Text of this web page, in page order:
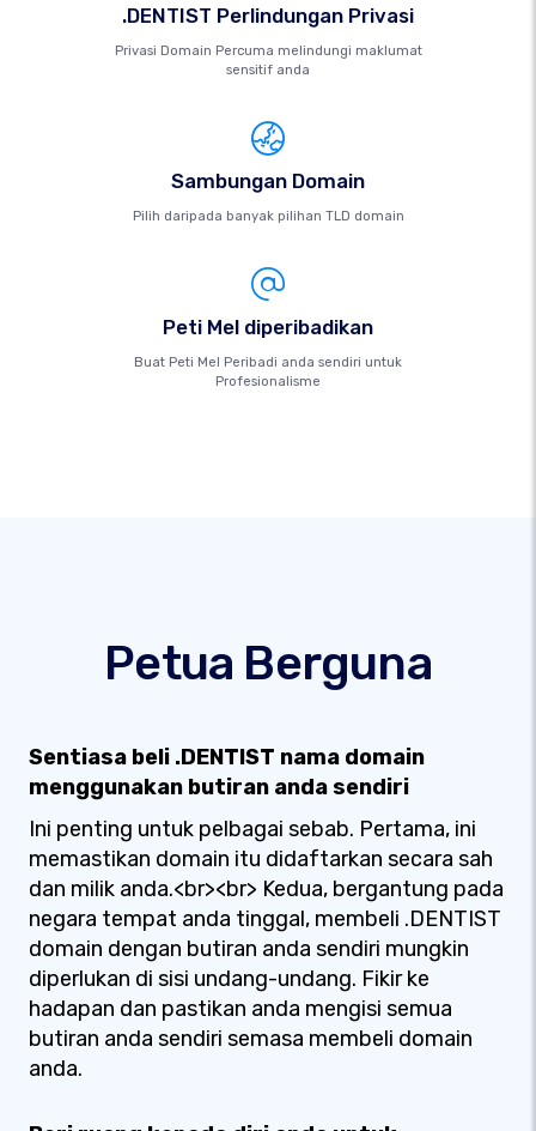
.DENTIST Perlindungan Privasi
Privasi Domain Percuma melindungi maklumat
sensitif anda
Sambungan Domain
Pilih daripada banyak pilihan TLD domain
Peti Mel diperibadikan
Buat Peti Mel Peribadi anda sendiri untuk
Profesionalisme
Petua Berguna
Sentiasa beli .DENTIST nama domain
menggunakan butiran anda sendiri
Ini penting untuk pelbagai sebab. Pertama, ini
memastikan domain itu didaftarkan secara sah
dan milik anda.<br><br> Kedua, bergantung pada
negara tempat anda tinggal, membeli .DENTIST
domain dengan butiran anda sendiri mungkin
diperlukan di sisi undang-undang. Fikir ke
hadapan dan pastikan anda mengisi semua
butiran anda sendiri semasa membeli domain
anda.